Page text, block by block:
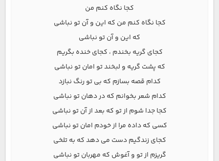
کجا نگاه کنم من
کجا نگاه کنم من که این و آن تو نباشی
که این و آن تو نباشی
کجای گریه بخندم ، کجای خنده بگریم
که پشت گریه و لبخند تو امان تو نباشی
کدام قصه بسازم که بی تو رنگ نبازد
کدام شعر بخوانم که در دهان تو نباشی
کجا جدا شوم از تو که بعد از آن تو نباشی
کسی که داده مرا از خودم امان تو نباشی
کجای زندگیم دست می دهد که به تلخی
گریزم از تو و آغوش که مهربان تو نباشی